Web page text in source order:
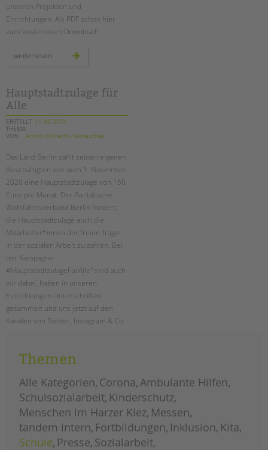
Zertfikatskurse
Seminarkalender
PROFIL | LEITBILD
Bereiche im Überblick
Kinder- und Jugendschutz
Unsere Videos
Gesellschafter VdK
schoolcoach BTL
tandem international
KARRIERE
Stellenangebote
tandem als Arbeitgeberin
NEWS/BLOG
unkuerzbar
Briefe an Kai
Magazin
Impressum
Datenschutz
Hinweisgebersystem
Intranet
unseren Projekten und
Einrichtungen. Als PDF schon hier
zum kostenlosen Download!
weiterlesen
tandem
da!
Hauptstadtzulage für
Alle
ERSTELLT 11.06.2021
THEMA
VON
_Admin B.Brecht-Hadraschek
Das Land Berlin zahlt seinen eigenen
Beschäftigten seit dem 1. November
2020 eine Hauptstadtzulage von 150
Euro pro Monat. Der Paritätische
Wohlfahrtsverband Berlin fordert,
die Hauptstadtzulage auch die
Mitarbeiter*innen der freien Träger
in der sozialen Arbeit zu zahlen. Bei
der Kampagne
#HauptstadtzulageFürAlle" sind auch
wir dabei, haben in unseren
Einrichtungen Unterschriften
gesammelt und uns jetzt auf den
Kanälen von Twitter, Instagram & Co
weiterlesenhauptstadtzulage
für
Themen
Alle Kategorien Corona Ambulante Hilfen
Schulsozialarbeit Kinderschutz
Menschen im Harzer Kiez Messen
tandem intern Fortbildungen Inklusion Kita
Schule Presse Sozialarbeit